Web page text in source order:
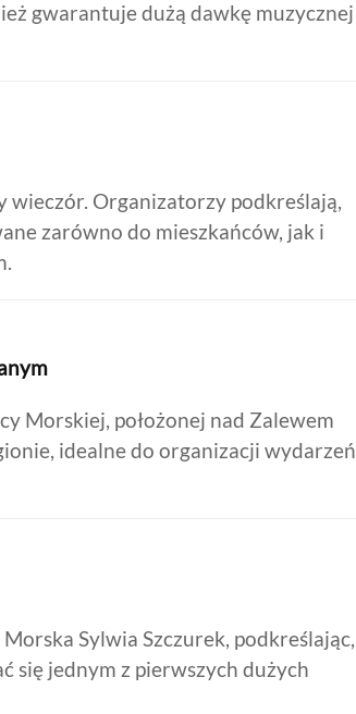
gwarantuje dużą dawkę muzycznej
wieczór. Organizatorzy podkreślają,
zarówno do mieszkańców, jak i
Morskiej, położonej nad Zalewem
idealne do organizacji wydarzeń
Sylwia Szczurek, podkreślając,
się jednym z pierwszych dużych